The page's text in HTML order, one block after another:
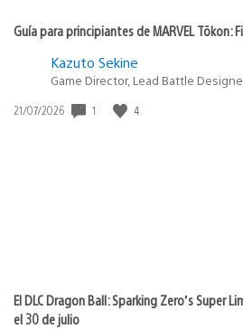
Guía para principiantes de MARVEL Tōkon:
Kazuto Sekine
Game Director, Lead Battle
Fecha
21/07/2026 1 4
El DLC Dragon Ball: Sparking Zero’s Super
el 30 de julio